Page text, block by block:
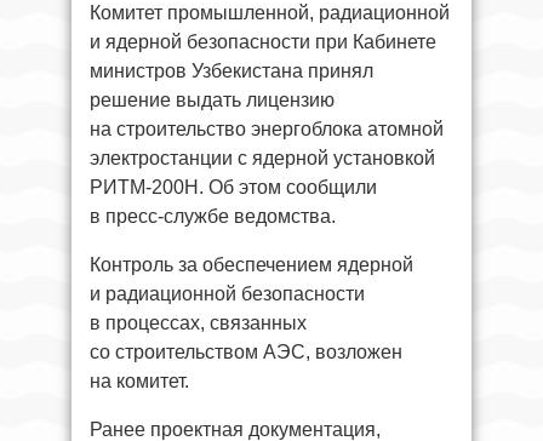
Комитет промышленной, радиационной
и ядерной безопасности при Кабинете
министров Узбекистана принял
решение выдать лицензию
на строительство энергоблока атомной
электростанции с ядерной установкой
РИТМ-200Н. Об этом сообщили
в пресс-службе ведомства.
Контроль за обеспечением ядерной
и радиационной безопасности
в процессах, связанных
со строительством АЭС, возложен
на комитет.
Ранее проектная документация,